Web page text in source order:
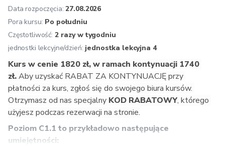
Zalecana kontynuacja: Niemiecki C1.1. Mogą Państwo
też przystąpić do egzaminu ÖSD B2.
Oferujemy: osobistą konsultację przed rozpoczęciem
kursu, zakwalifikowanie na odpowiedni poziom, jednolity
Systemu Opisu Kształcenia Językowego, naukę
prowadzoną przez doświadczonych i kompetentnych
lektorów, atmosferę inspirującą do nauki, multimedialne
podręczniki i aplikacje, aktualne materiały dydaktyczne z
Austrii, wgląd w życie w krajach niemieckojęzycznych,
bezpłatne konsultacje dotyczące uczenia się dla naszych
kursantów, znormalizowane testy końcowe, na życzenie
Data rozpoczęcia:27.08.2026
Pora kursu: Po południu
Częstotliwość: 2 razy w tygodniu
jednostki lekcyjne/dzień: jednostka lekcyjna 4
Kurs w cenie 1820 zł, w ramach kontynuacji 1740
zł. Aby uzyskać RABAT ZA KONTYNUACJĘ przy
płatności za kurs, zgłoś się do swojego biura kursów.
Otrzymasz od nas specjalny KOD RABATOWY, którego
użyjesz podczas rezerwacji na stronie.
Poziom C1.1 to przykładowo następujące
umiejętności: